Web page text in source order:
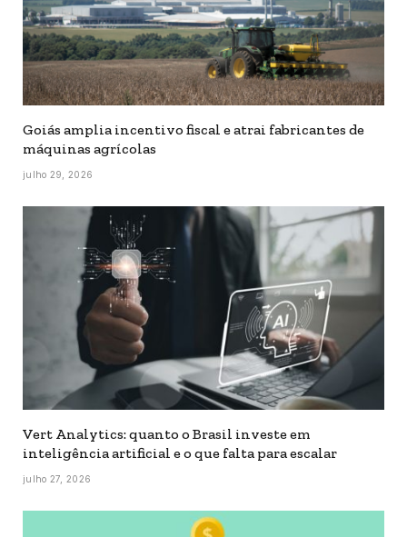
Goiás amplia incentivo fiscal e atrai fabricantes de
máquinas agrícolas
julho 29, 2026
Vert Analytics: quanto o Brasil investe em
inteligência artificial e o que falta para escalar
julho 27, 2026